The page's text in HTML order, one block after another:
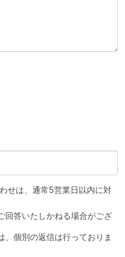
せは、通常5営業日以内に対
回答いたしかねる場合がござ
、個別の返信は行っておりま